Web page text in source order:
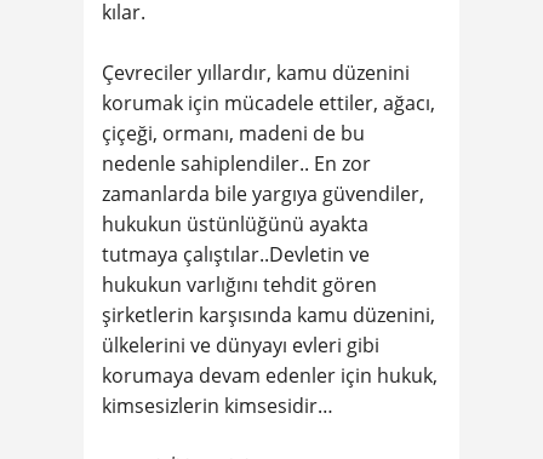
kılar.
Çevreciler yıllardır, kamu düzenini
korumak için mücadele ettiler, ağacı,
çiçeği, ormanı, madeni de bu
nedenle sahiplendiler.. En zor
zamanlarda bile yargıya güvendiler,
hukukun üstünlüğünü ayakta
tutmaya çalıştılar..Devletin ve
hukukun varlığını tehdit gören
şirketlerin karşısında kamu düzenini,
ülkelerini ve dünyayı evleri gibi
korumaya devam edenler için hukuk,
kimsesizlerin kimsesidir…